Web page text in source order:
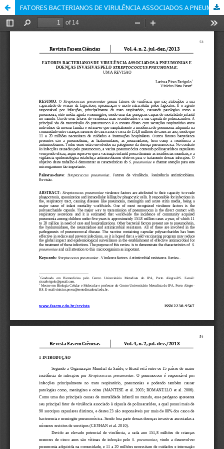
FATORES BACTERIANOS DE VIRULÊNCIA ASSOCIADOS A PNEUMONIAS E DOENÇAS INVASIVAS PELO STREPTOCOCCUS PNEUMONIAE UMA REVISÃO.